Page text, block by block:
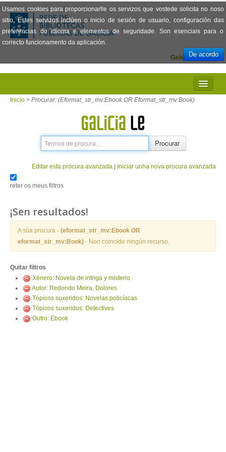
Usamos cookies para proporcionarlle os servizos que vostede solicita no noso
sitio. Estes servizos inclúen o inicio de sesión de usuario, configuración das
preferencias do idioma e elementos de seguridade. Son esenciais para o
correcto funcionamento da aplicación.
De acordo
Español
Galego
INICIO
PRÉSTAMO
ENTRAR
Inicio > Procurar: (Eformat_str_mv:Ebook OR Eformat_str_mv:Book)
Procurar
Editar esta procura avanzada Iniciar unha nova procura avanzada
reter os meus filtros
¡Sen resultados!
A súa procura - (eformat_str_mv:Ebook OR
eformat_str_mv:Book) - Non coincide ningún recurso.
Quitar filtros
Xénero: Novela de intriga y misterio
Autor: Redondo Meira, Dolores
Tópicos suxeridos: Novelas policíacas
Tópicos suxeridos: Detectives
Outro: Ebook